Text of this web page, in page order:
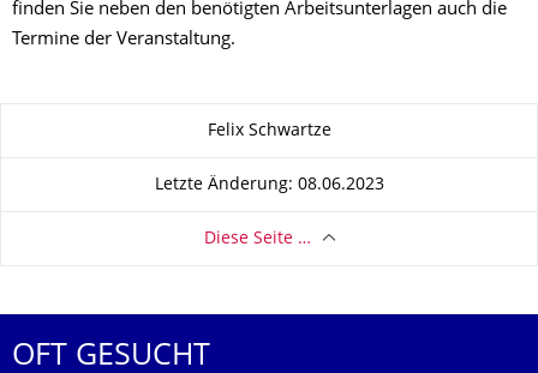
finden Sie neben den benötigten Arbeitsunterlagen auch die
Termine der Veranstaltung.
Felix Schwartze
Letzte Änderung: 08.06.2023
Diese Seite …
OFT GESUCHT